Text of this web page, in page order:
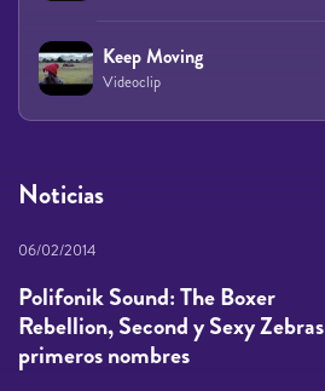
Noticias
06/02/2014
Polifonik Sound: The Boxer
Rebellion, Second y Sexy Zebras
primeros nombres
Keep Moving
Videoclip